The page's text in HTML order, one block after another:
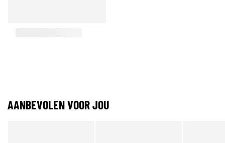
AANBEVOLEN VOOR JOU